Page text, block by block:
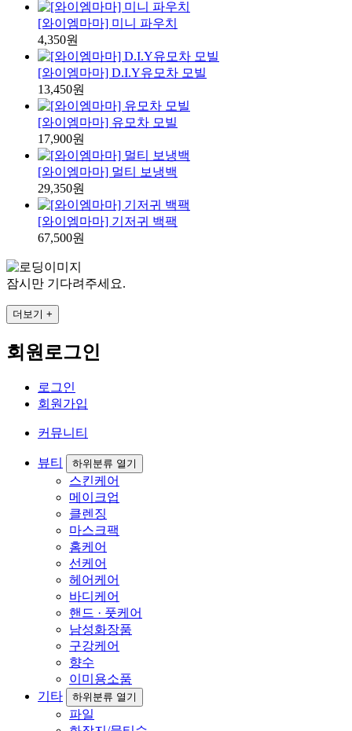
[와이엠마마] 미니 파우치
4,350원
[와이엠마마] D.I.Y유모차 모빌
13,450원
[와이엠마마] 유모차 모빌
17,900원
[와이엠마마] 멀티 보냉백
29,350원
[와이엠마마] 기저귀 백팩
67,500원
잠시만 기다려주세요.
더보기 +
회원로그인
로그인
회원가입
커뮤니티
뷰티 하위분류 열기
스킨케어
메이크업
클렌징
마스크팩
홈케어
선케어
헤어케어
바디케어
핸드 · 풋케어
남성화장품
구강케어
향수
이미용소품
기타
하위분류 열기
파일